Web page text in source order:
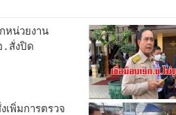
หน่วยงาน
.สั่งปิด
พิ่มการตรวจ